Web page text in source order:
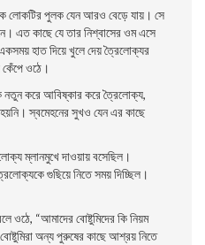
লােকটির পুলক যেন আরও বেড়ে যায়। সে
এত কাছে যে তার নিশ্বাসের ওম এসে
হাত দিয়ে খুলে দেয় ত্রৈলােক্যর
ওঠে।
করে আবিষ্কার করে ত্রৈলােক্য,
স্বমেহনের সুখও যেন এর কাছে
ম্লানমুখে দাওয়ায় বসেছিল।
গুছিয়ে নিতে সময় দিচ্ছিল।
“আমাদের বােষ্টুমিদের কি নিয়ম
অন্য পুরুষের কাছে আশ্রয় নিতে